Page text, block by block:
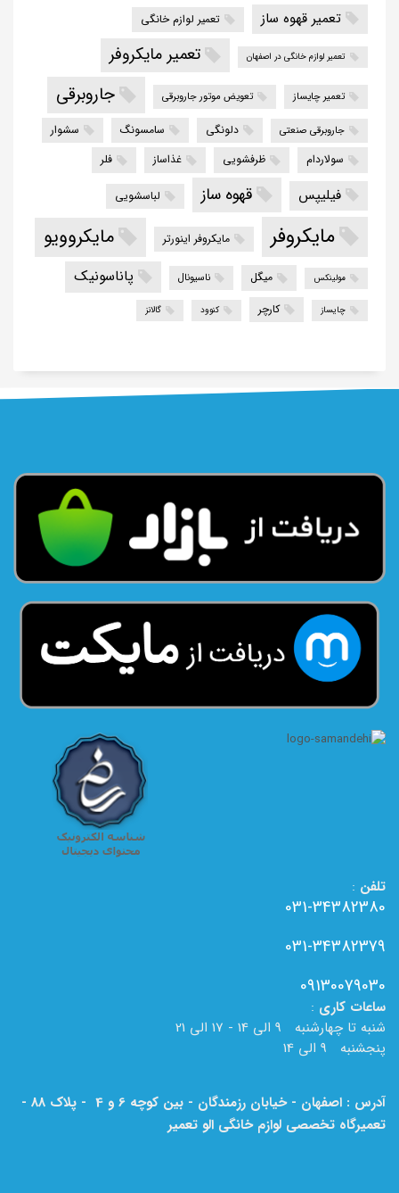
تعمیر قهوه ساز تعمیر لوازم خانگی
تعمیر لوازم خانگی در اصفهان تعمیر مایکروفر
تعمیر چایساز تعویض موتور جاروبرقی جاروبرقی
جاروبرقی صنعتی دلونگی سامسونگ
سشوار
سولاردام
ظرفشویی غذاساز فلر
فیلیپس قهوه ساز لباسشویی
مایکروفر مایکروفر اینورتر مایکروویو
مولینکس میگل ناسیونال پاناسونیک
چایساز کارچر کنوود گالانز
تلفن :
031-34382380
031-34382379
09130079030
ساعات کاری :
شنبه تا چهارشنبه 9 الی 14 - 17 الی 21
پنجشنبه 9 الی 14
آدرس : اصفهان - خیابان رزمندگان - بین کوچه 6 و 4 - پلاک 88 -
تعمیرگاه تخصصی لوازم خانگی الو تعمیر